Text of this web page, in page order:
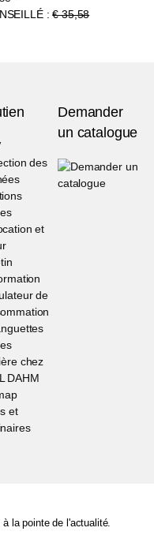
:€ 35,58
des
et
de
chez
DAHM
et
Demander
un catalogue
la pointe de l'actualité.